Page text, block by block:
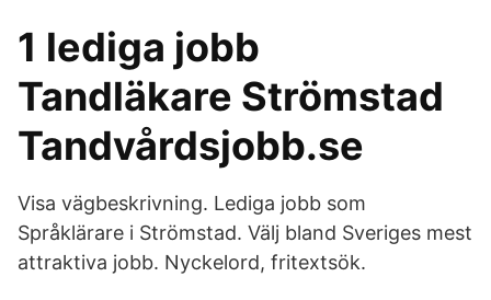
1 lediga jobb
Tandläkare Strömstad
Tandvårdsjobb.se
Visa vägbeskrivning. Lediga jobb som
Språklärare i Strömstad. Välj bland Sveriges mest
attraktiva jobb. Nyckelord, fritextsök.